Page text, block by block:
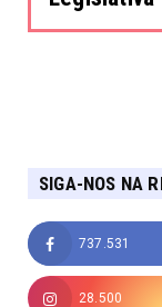
SIGA-NOS NA
737.531
28.500